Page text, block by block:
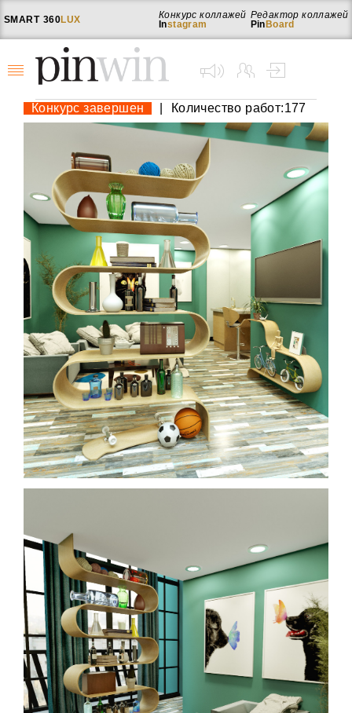
SMART 360LUX
Редактор коллажей
Pin Board
Конкурс коллажей
Instagram
Конкурс завершен Количество работ:177